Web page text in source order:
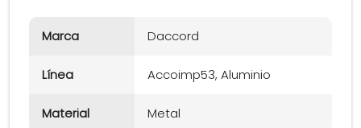
Marca Daccord
Línea Accoimp53, Aluminio
Material Metal